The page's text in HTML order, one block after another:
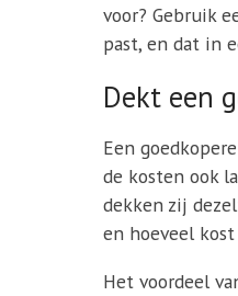
voor? Gebruik
past, en dat in
Dekt een
Een
de kosten ook
dekken zij
en hoeveel
Het voordeel